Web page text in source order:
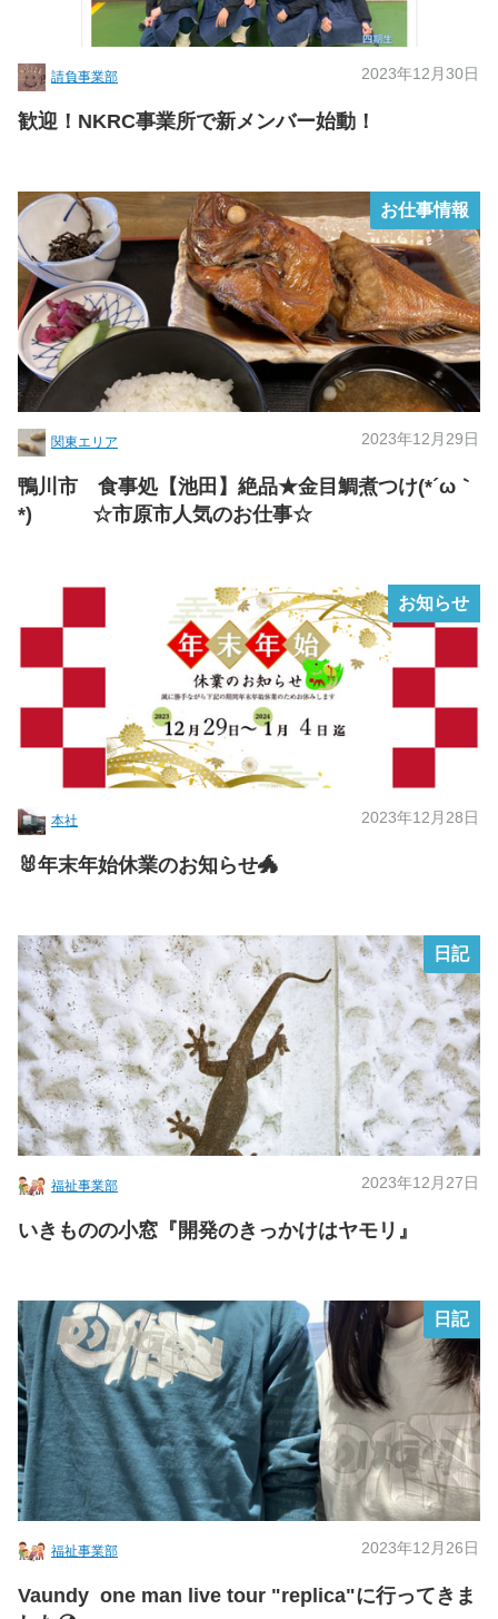
請負事業部 2023年12月30日
歓迎！NKRC事業所で新メンバー始動！
お仕事情報
関東エリア 2023年12月29日
鴨川市 食事処【池田】絶品★金目鯛煮つけ(*´ω｀
*) ☆市原市人気のお仕事☆
お知らせ
本社 2023年12月28日
🐰年末年始休業のお知らせ🐲
日記
福祉事業部 2023年12月27日
いきものの小窓『開発のきっかけはヤモリ』
日記
福祉事業部 2023年12月26日
Vaundy one man live tour "replica"に行ってきま